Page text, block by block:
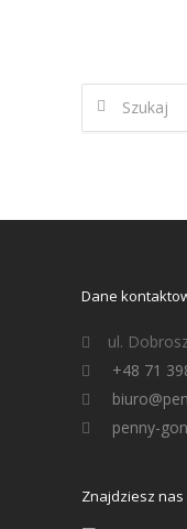
Dane
ul.
+48 71
penny-
Znajdziesz nas